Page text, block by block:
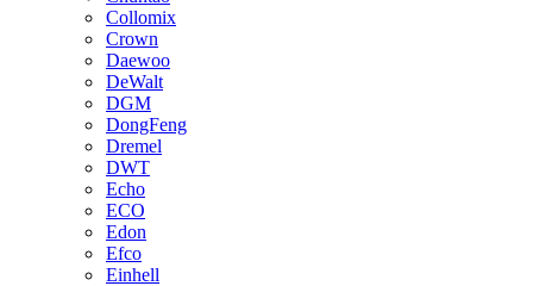
Collomix
Crown
Daewoo
DeWalt
DGM
DongFeng
Dremel
DWT
Echo
ECO
Edon
Efco
Einhell